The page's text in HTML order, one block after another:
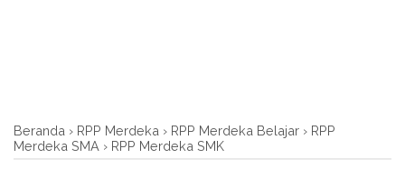
Beranda › RPP Merdeka › RPP Merdeka Belajar › RPP
Merdeka SMA › RPP Merdeka SMK